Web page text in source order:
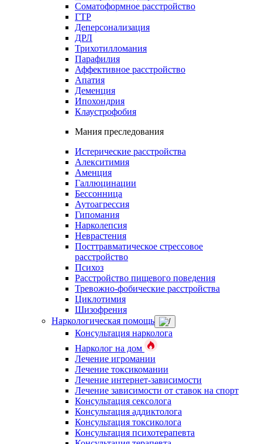
Соматоформное расстройство
ГТР
Деперсонализация
ДРЛ
Трихотилломания
Парафилия
Аффективное расстройство
Апатия
Деменция
Ипохондрия
Клаустрофобия
Мания преследования
Истерические расстройства
Алекситимия
Аменция
Галлюцинации
Бессонница
Аутоагрессия
Гипомания
Нарколепсия
Неврастения
Посттравматическое стрессовое
расстройство
Психоз
Расстройство пищевого поведения
Тревожно-фобические расстройства
Циклотимия
Шизофрения
Наркологическая помощь
Консультация нарколога
Нарколог на дом
Лечение игромании
Лечение токсикомании
Лечение интернет-зависимости
Лечение зависимости от ставок на спорт
Консультация сексолога
Консультация аддиктолога
Консультация токсиколога
Консультация психотерапевта